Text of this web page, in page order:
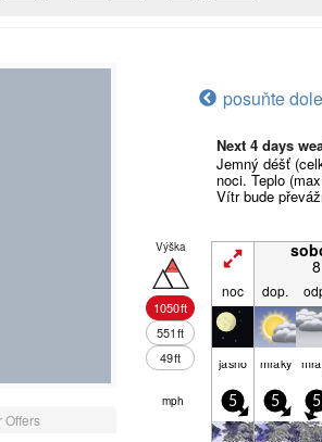
Offers
posuňte
Next 4 days
Jemný déšť
noci. Teplo
Vítr bude
Výška
1050ft
551ft
49ft
8
noc dop.
jasno mraky
mph 5 5 5